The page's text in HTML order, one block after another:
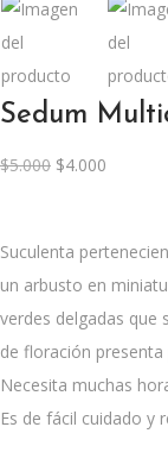
Sedum
$5.000 E
r
e
c
i
o
o
$4.000
r
e
c
i
o
a
Suculenta
un arbusto en
verdes delgadas que
de floración
Necesita muchas
Es de fácil cuidado y